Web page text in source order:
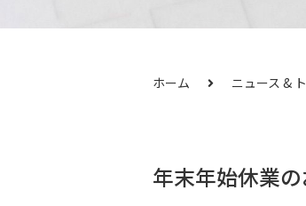
ホーム ニュース &
年末年始休業